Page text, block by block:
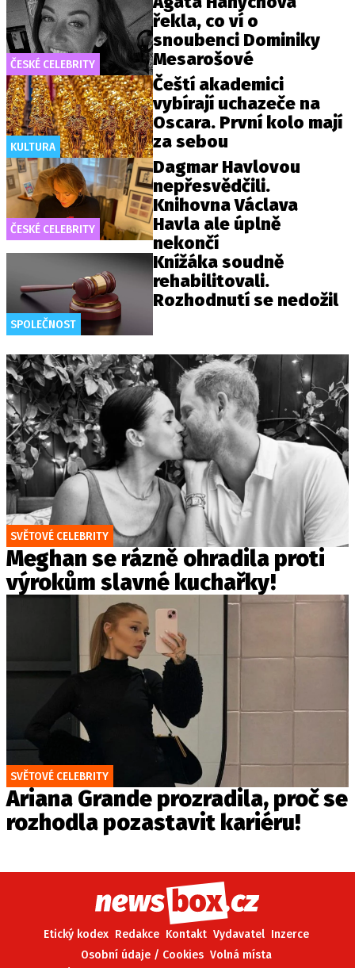
ČESKÉ CELEBRITY
řekla, co ví o
snoubenci Dominiky
Mesarošové
KULTURA
Čeští akademici
vybírají uchazeče na
Oscara. První kolo mají
za sebou
ČESKÉ CELEBRITY
Dagmar Havlovou
nepřesvědčili.
Knihovna Václava
Havla ale úplně
nekončí
SPOLEČNOST
Knížáka soudně
rehabilitovali.
Rozhodnutí se nedožil
SVĚTOVÉ CELEBRITY
Meghan se rázně ohradila proti
výrokům slavné kuchařky!
SVĚTOVÉ CELEBRITY
Ariana Grande prozradila, proč se
rozhodla pozastavit kariéru!
Etický kodex Redakce Kontakt Vydavatel Inzerce
Osobní údaje / Cookies Volná místa